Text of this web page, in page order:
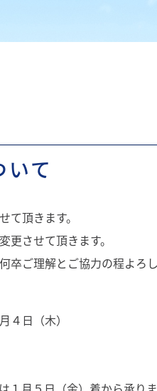
て
頂きます。
させて頂きます。
卒ご理解とご協力の程よろ
日（木）